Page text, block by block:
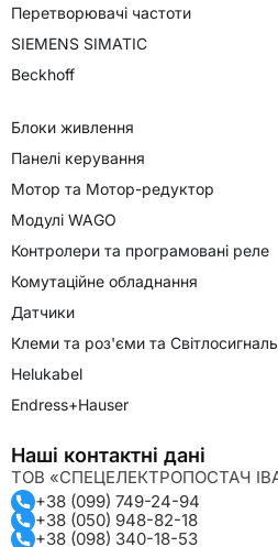
Перетворювачі частоти
SIEMENS SIMATIC
Beckhoff
Блоки живлення
Панелі керування
Мотор та Мотор-редуктор
Модулі WAGO
Контролери та програмовані реле
Комутаційне обладнання
Датчики
Клеми та роз'єми та
Helukabel
Endress+Hauser
Наші контактні дані
ТОВ «СПЕЦЕЛЕКТРОПОСТАЧ
+38 (099) 749-24-94
+38 (050) 948-82-18
+38 (098) 340-18-53